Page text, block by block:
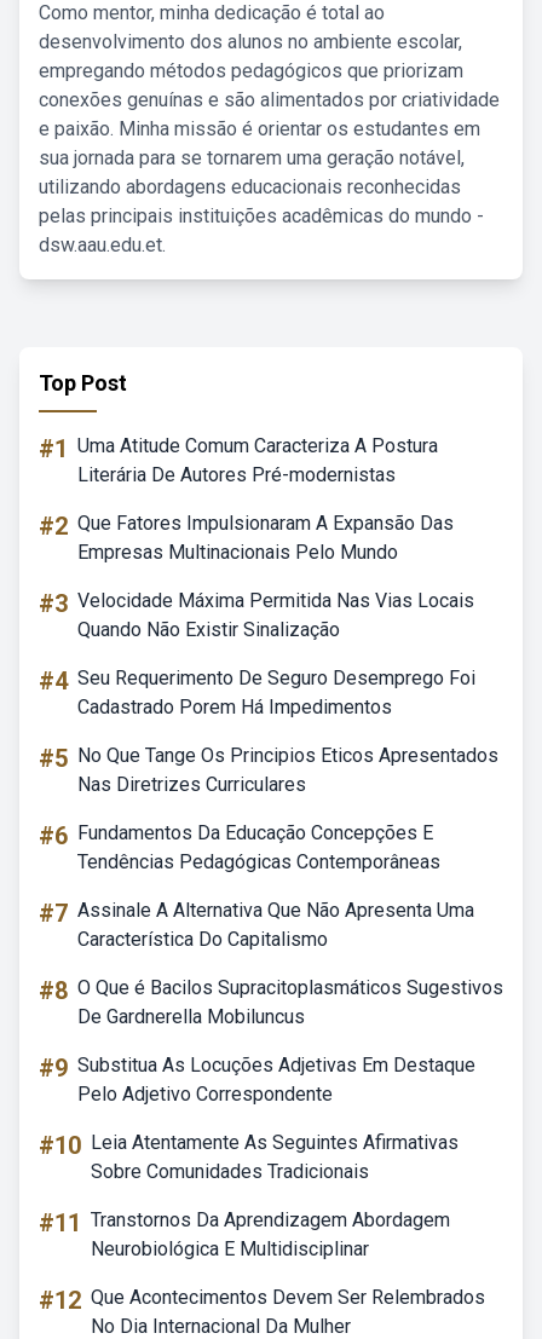
Como mentor, minha dedicação é total ao
desenvolvimento dos alunos no ambiente escolar,
empregando métodos pedagógicos que priorizam
conexões genuínas e são alimentados por criatividade
e paixão. Minha missão é orientar os estudantes em
sua jornada para se tornarem uma geração notável,
utilizando abordagens educacionais reconhecidas
pelas principais instituições acadêmicas do mundo -
dsw.aau.edu.et.
Top Post
#1 Uma Atitude Comum Caracteriza A Postura
Literária De Autores Pré-modernistas
#2 Que Fatores Impulsionaram A Expansão Das
Empresas Multinacionais Pelo Mundo
#3 Velocidade Máxima Permitida Nas Vias Locais
Quando Não Existir Sinalização
#4 Seu Requerimento De Seguro Desemprego Foi
Cadastrado Porem Há Impedimentos
#5 No Que Tange Os Principios Eticos Apresentados
Nas Diretrizes Curriculares
#6 Fundamentos Da Educação Concepções E
Tendências Pedagógicas Contemporâneas
#7 Assinale A Alternativa Que Não Apresenta Uma
Característica Do Capitalismo
#8 O Que é Bacilos Supracitoplasmáticos Sugestivos
De Gardnerella Mobiluncus
#9 Substitua As Locuções Adjetivas Em Destaque
Pelo Adjetivo Correspondente
#10 Leia Atentamente As Seguintes Afirmativas
Sobre Comunidades Tradicionais
#11 Transtornos Da Aprendizagem Abordagem
Neurobiológica E Multidisciplinar
#12 Que Acontecimentos Devem Ser Relembrados
No Dia Internacional Da Mulher